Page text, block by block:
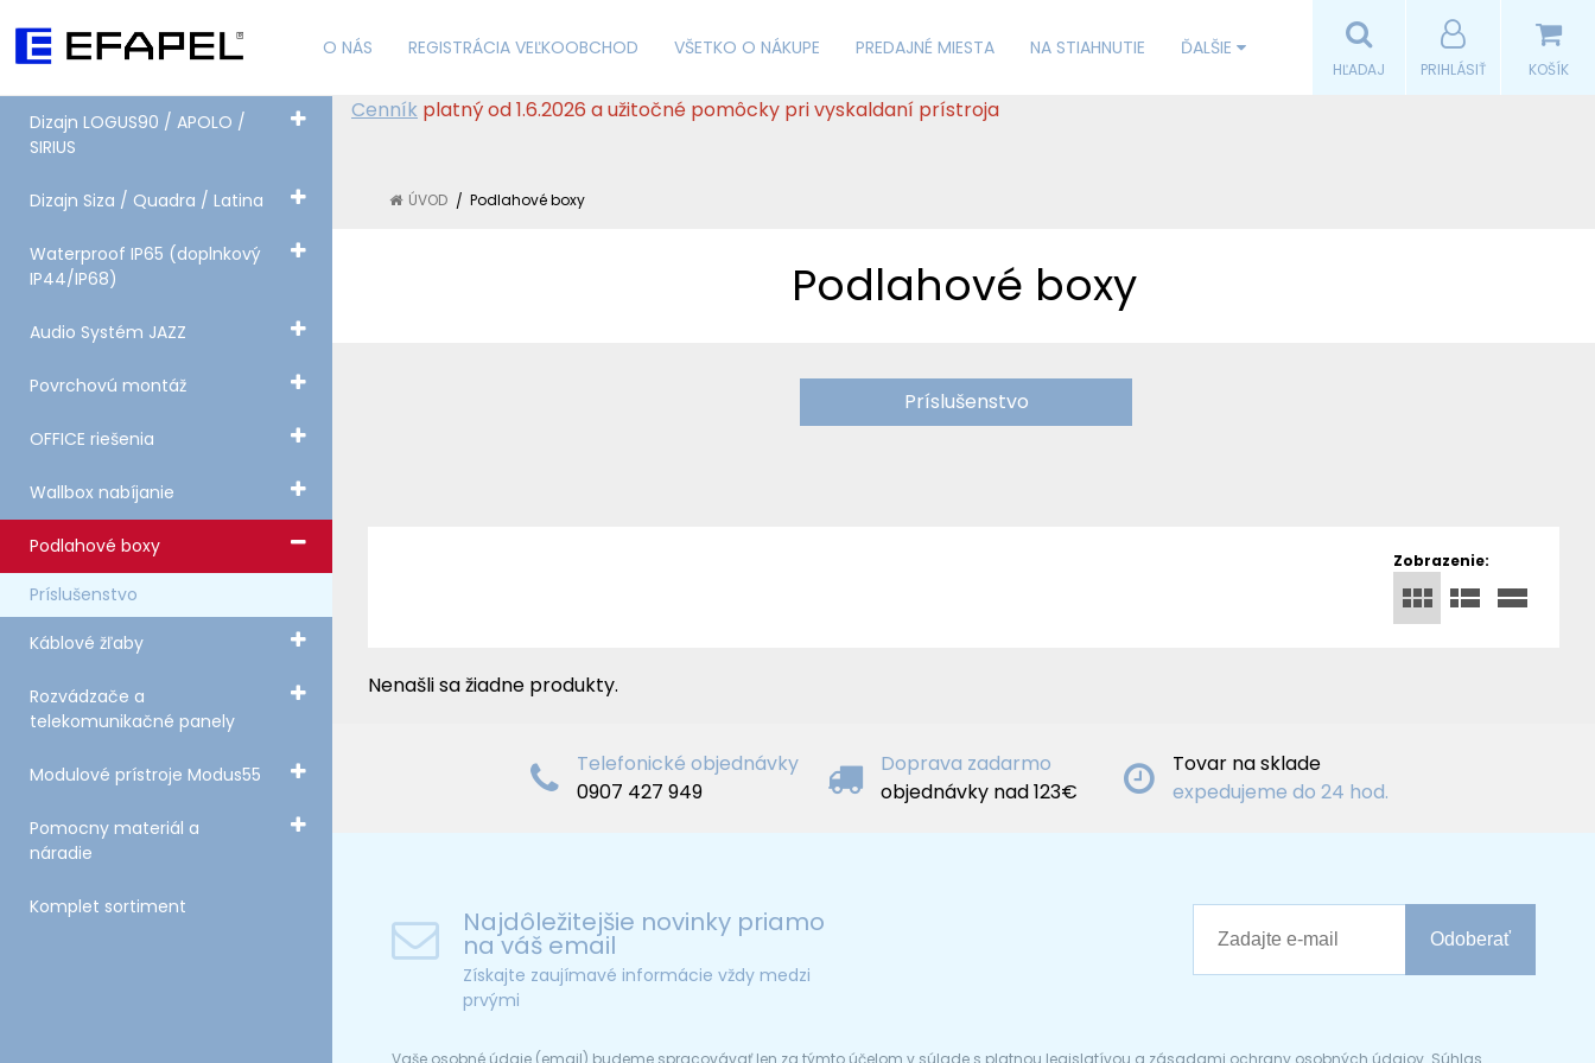
O NÁS REGISTRÁCIA VEĽKOOBCHOD VŠETKO O NÁKUPE PREDAJNÉ MIESTA NA STIAHNUTIE ĎALŠIE
KOŠÍK
PRIHLÁSIŤ
HĽADAJ
Dizajn LOGUS90 / APOLO /
SIRIUS
Dizajn Siza / Quadra / Latina
Waterproof IP65 (doplnkový
IP44/IP68)
Audio Systém JAZZ
Povrchovú montáž
OFFICE riešenia
Wallbox nabíjanie
Podlahové boxy
Príslušenstvo
Káblové žľaby
Rozvádzače a
telekomunikačné panely
Modulové prístroje Modus55
Pomocny materiál a
náradie
Komplet sortiment
Cenník platný od 1.6.2026 a užitočné pomôcky pri vyskaldaní prístroja
ÚVOD Podlahové boxy
Podlahové boxy
Príslušenstvo
Zobrazenie:
Nenašli sa žiadne produkty.
Telefonické objednávky
0907 427 949
Doprava zadarmo
objednávky nad 123€
Tovar na sklade
expedujeme do 24 hod.
Najdôležitejšie novinky priamo
na váš email
Získajte zaujímavé informácie vždy medzi
prvými
Odoberať
Vaše osobné údaje (email) budeme spracovávať len za týmto účelom v súlade s platnou legislatívou a zásadami ochrany osobných údajov. Súhlas